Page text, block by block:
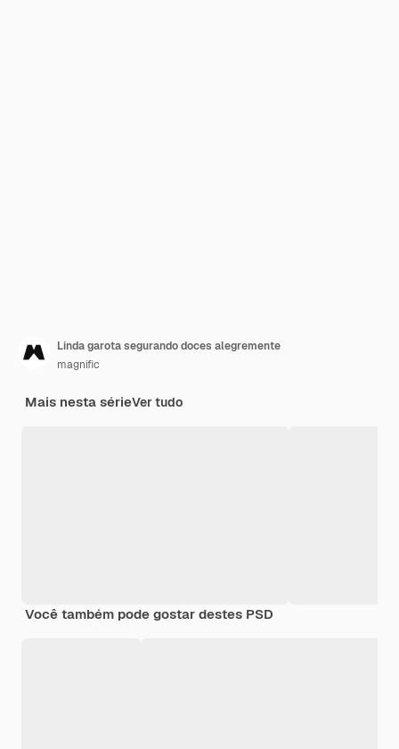
Linda garota segurando doces alegremente
magnific
Mais nesta sérieVer tudo
Você também pode gostar destes PSD